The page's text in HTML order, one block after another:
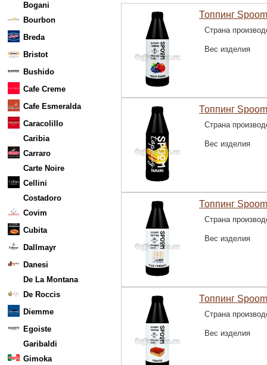
Bogani
Bourbon
Breda
Bristot
Bushido
Cafe Creme
Cafe Esmeralda
Caracolillo
Caribia
Carraro
Carte Noire
Cellini
Costadoro
Covim
Cubita
Dallmayr
Danesi
De La Montana
De Roccis
Diemme
Egoiste
Garibaldi
Gimoka
Топпинг
Страна
Вес изделия
Топпинг
Страна
Вес изделия
Топпинг
Страна
Вес изделия
Топпинг
Страна
Вес изделия